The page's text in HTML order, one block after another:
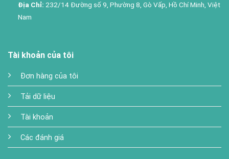
Địa Chỉ: 232/14 Đường số 9, Phường 8, Gò Vấp, Hồ Chí Minh, Việt
Nam
Tài khoản của tôi
Đơn hàng của tôi
Tải dữ liệu
Tài khoản
Các đánh giá